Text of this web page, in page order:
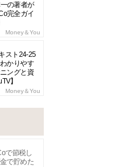
の著者が
完全ガイ
Money＆You
スト24-25
かりやす
ングと資
】
Money＆You
で節税し
で貯めた